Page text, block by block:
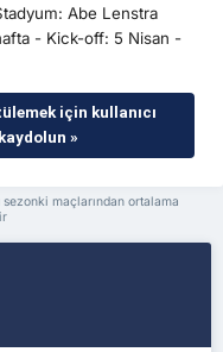
Abe Lenstra
- Kick-off: 5 Nisan -
için kullanıcı
»
maçlarından ortalama